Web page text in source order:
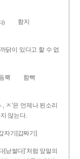
)
함지
닭이 있다고 할 수 없
뿍
함빡
ㅈ’은 언제나 된소리
않는다.
자기[갑짜기]
[낟썰다]’처럼 앞말의